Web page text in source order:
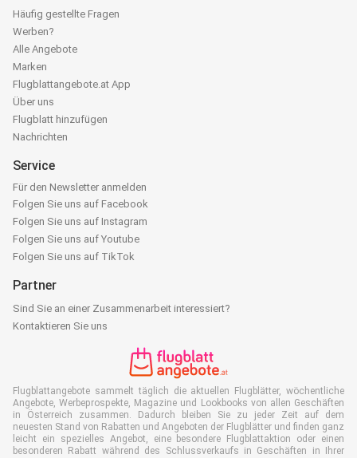
Häufig gestellte Fragen
Werben?
Alle Angebote
Marken
Flugblattangebote.at App
Über uns
Flugblatt hinzufügen
Nachrichten
Service
Für den Newsletter anmelden
Folgen Sie uns auf Facebook
Folgen Sie uns auf Instagram
Folgen Sie uns auf Youtube
Folgen Sie uns auf TikTok
Partner
Sind Sie an einer Zusammenarbeit interessiert?
Kontaktieren Sie uns
Flugblattangebote sammelt täglich die aktuellen Flugblätter, wöchentliche
Angebote, Werbeprospekte, Magazine und Lookbooks von allen Geschäften
in Österreich zusammen. Dadurch bleiben Sie zu jeder Zeit auf dem
neuesten Stand von Rabatten und Angeboten der Flugblätter und finden ganz
leicht ein spezielles Angebot, eine besondere Flugblattaktion oder einen
besonderen Rabatt während des Schlussverkaufs in Geschäften in Ihrer